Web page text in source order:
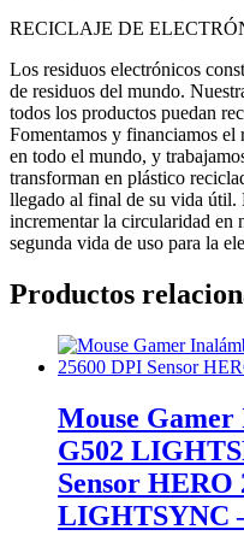
RECICLAJE DE
Los residuos electrónicos
de residuos del mundo.
todos los productos puedan
Fomentamos y financiamos el
en todo el mundo, y
transforman en plástico
llegado al final de su vida útil.
incrementar la circularidad en
segunda vida de uso para la
Productos
Mouse
G502
Sensor
LIGHTSYNC